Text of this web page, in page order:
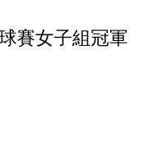
賽女子組冠軍